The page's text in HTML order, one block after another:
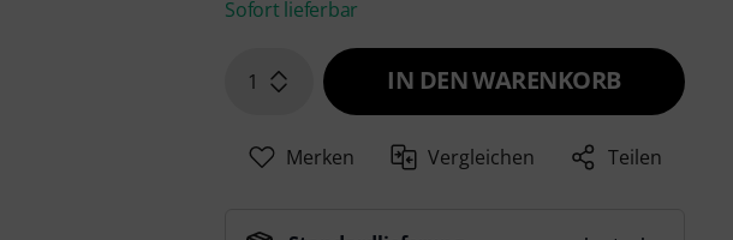
Sofort lieferbar
1 IN DEN WARENKORB
Merken Vergleichen Teilen